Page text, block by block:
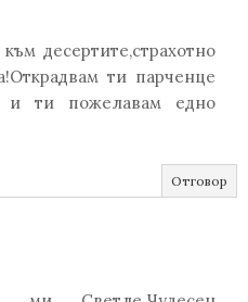
десертите,страхотно
ти парченце
и ти пожелавам едно
Отговор